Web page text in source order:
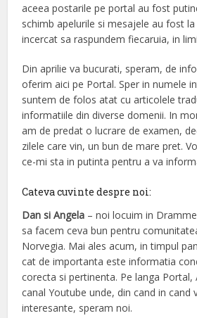
aceea postarile pe portal au fost
schimb apelurile si mesajele au fost
incercat sa raspundem fiecaruia, in
Din aprilie va bucurati, speram, de
oferim aici pe Portal. Sper in numele
suntem de folos atat cu articolele
informatiile din diverse domenii. In
am de predat o lucrare de examen,
zilele care vin, un bun de mare pret.
ce-mi sta in putinta pentru a va
Cateva cuvinte despre noi:
Dan si Angela – noi locuim in
sa facem ceva bun pentru
Norvegia. Mai ales acum, in timpul
cat de importanta este informatia
corecta si pertinenta. Pe langa Portal,
canal Youtube unde, din cand in cand
interesante, speram noi.